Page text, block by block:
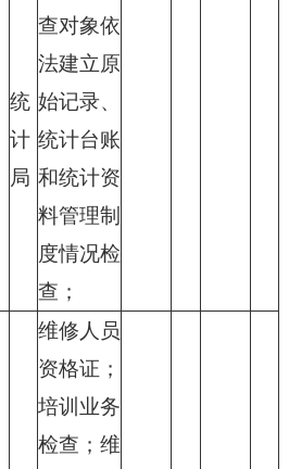
统
计
局
查对象依
法建立原
始记录、
统计台账
和统计资
料管理制
度情况检
查；
维修人员
资格证；
培训业务
检查；维